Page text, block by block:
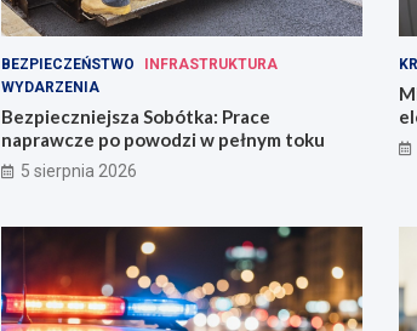
BEZPIECZEŃSTWO
INFRASTRUKTURA
WYDARZENIA
Bezpieczniejsza Sobótka: Prace
naprawcze po powodzi w pełnym toku
5 sierpnia 2026